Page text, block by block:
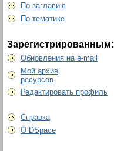
По заглавию
По тематике
Зарегистрированным:
Обновления на e-mail
Мой архив
ресурсов
Редактировать профиль
Справка
О DSpace